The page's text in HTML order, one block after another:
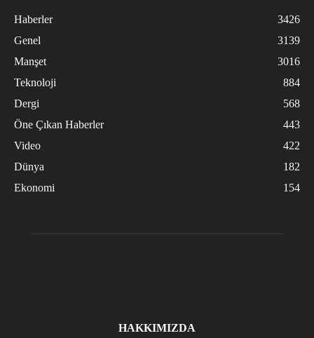
Haberler
3426
Genel
3139
Manşet
3016
Teknoloji
884
Dergi
568
Öne Çıkan Haberler
443
Video
422
Dünya
182
Ekonomi
154
HAKKIMIZDA